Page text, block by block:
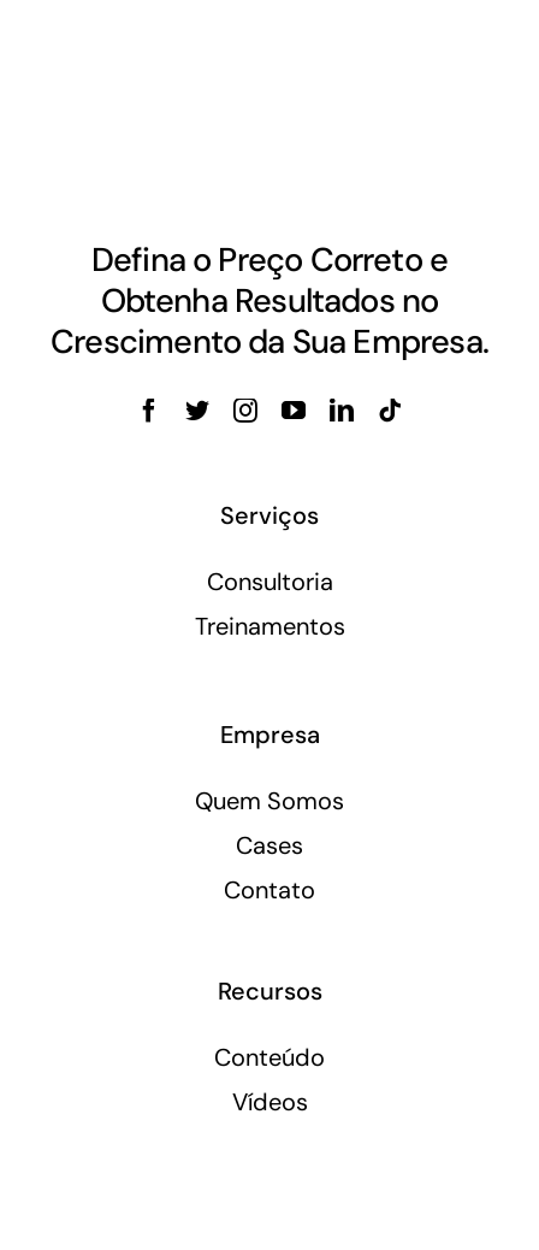
Defina o Preço Correto e
Obtenha Resultados no
Crescimento da Sua Empresa.
Serviços
Consultoria
Treinamentos
Empresa
Quem Somos
Cases
Contato
Recursos
Conteúdo
Vídeos